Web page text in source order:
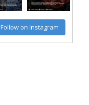
Follow on Instagram